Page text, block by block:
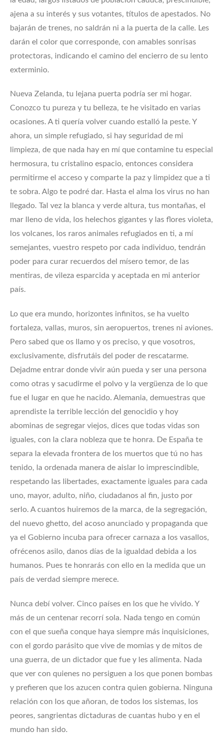
ajena a su interés y sus votantes, títulos de apestados. No
bajarán de trenes, no saldrán ni a la puerta de la calle. Les
darán el color que corresponde, con amables sonrisas
protectoras, indicando el camino del encierro de su lento
exterminio.
Nueva Zelanda, tu lejana puerta podría ser mi hogar.
Conozco tu pureza y tu belleza, te he visitado en varias
ocasiones. A ti quería volver cuando estalló la peste. Y
ahora, un simple refugiado, si hay seguridad de mi
limpieza, de que nada hay en mí que contamine tu especial
hermosura, tu cristalino espacio, entonces considera
permitirme el acceso y comparte la paz y limpidez que a ti
te sobra. Algo te podré dar. Hasta el alma los virus no han
llegado. Tal vez la blanca y verde altura, tus montañas, el
mar lleno de vida, los helechos gigantes y las flores violeta,
los volcanes, los raros animales refugiados en ti, a mí
semejantes, vuestro respeto por cada individuo, tendrán
poder para curar recuerdos del mísero temor, de las
mentiras, de vileza esparcida y aceptada en mi anterior
país.
Lo que era mundo, horizontes infinitos, se ha vuelto
fortaleza, vallas, muros, sin aeropuertos, trenes ni aviones.
Pero sabed que os llamo y os preciso, y que vosotros,
exclusivamente, disfrutáis del poder de rescatarme.
Dejadme entrar donde vivir aún pueda y ser una persona
como otras y sacudirme el polvo y la vergüenza de lo que
fue el lugar en que he nacido. Alemania, demuestras que
aprendiste la terrible lección del genocidio y hoy
abominas de segregar viejos, dices que todas vidas son
iguales, con la clara nobleza que te honra. De España te
separa la elevada frontera de los muertos que tú no has
tenido, la ordenada manera de aislar lo imprescindible,
respetando las libertades, exactamente iguales para cada
uno, mayor, adulto, niño, ciudadanos al fin, justo por
serlo. A cuantos huiremos de la marca, de la segregación,
del nuevo ghetto, del acoso anunciado y propaganda que
ya el Gobierno incuba para ofrecer carnaza a los vasallos,
ofrécenos asilo, danos días de la igualdad debida a los
humanos. Pues te honrarás con ello en la medida que un
país de verdad siempre merece.
Nunca debí volver. Cinco países en los que he vivido. Y
más de un centenar recorrí sola. Nada tengo en común
con el que sueña conque haya siempre más inquisiciones,
con el gordo parásito que vive de momias y de mitos de
una guerra, de un dictador que fue y les alimenta. Nada
que ver con quienes no persiguen a los que ponen bombas
y prefieren que los azucen contra quien gobierna. Ninguna
relación con los que añoran, de todos los sistemas, los
peores, sangrientas dictaduras de cuantas hubo y en el
mundo han sido.